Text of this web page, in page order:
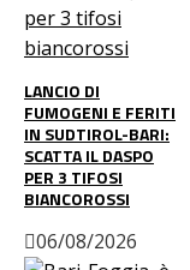
LANCIO DI
FUMOGENI E FERITI
IN SUDTIROL-BARI:
SCATTA IL DASPO
PER 3 TIFOSI
BIANCOROSSI
06/08/2026